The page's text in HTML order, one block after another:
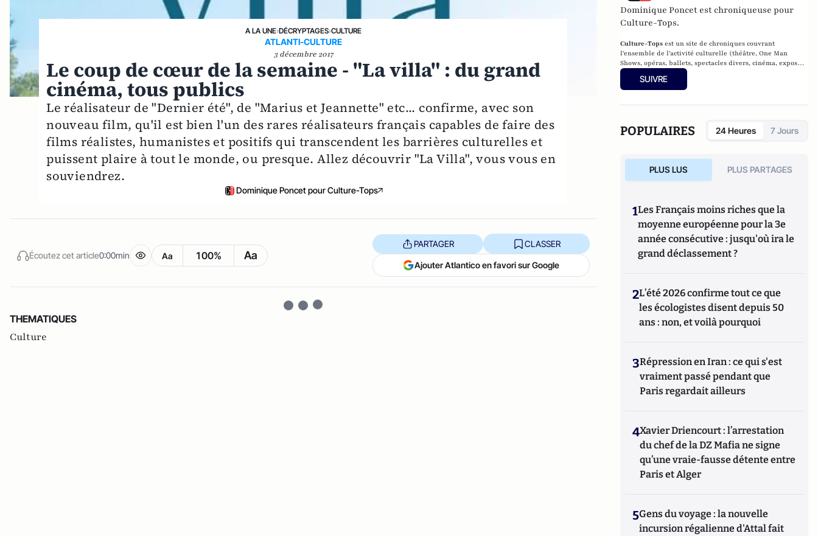
A LA UNE›DÉCRYPTAGES›CULTURE
ATLANTI-CULTURE
3 décembre 2017
Le coup de cœur de la semaine - "La villa" : du grand
cinéma, tous publics
Le réalisateur de "Dernier été", de "Marius et Jeannette" etc... confirme, avec son
nouveau film, qu'il est bien l'un des rares réalisateurs français capables de faire des
films réalistes, humanistes et positifs qui transcendent les barrières culturelles et
puissent plaire à tout le monde, ou presque. Allez découvrir "La Villa", vous vous en
souviendrez.
Dominique Poncet pour Culture-Tops
Écoutez cet article0:00min Aa 100% Aa
PARTAGER CLASSER
Ajouter Atlantico en favori sur Google
THEMATIQUES
Culture
Dominique Poncet est chroniqueuse pour
Culture-Tops.
Culture-Tops est un site de chroniques couvrant
l'ensemble de l'activité culturelle (théâtre, One Man
Shows, opéras, ballets, spectacles divers, cinéma, expos,
livres, etc.).
SUIVRE
POPULAIRES 24 Heures 7 Jours
PLUS LUS PLUS PARTAGES
1Les Français moins riches que la
moyenne européenne pour la 3e
année consécutive : jusqu'où ira le
grand déclassement ?
2L’été 2026 confirme tout ce que
les écologistes disent depuis 50
ans : non, et voilà pourquoi
3Répression en Iran : ce qui s'est
vraiment passé pendant que
Paris regardait ailleurs
4Xavier Driencourt : l’arrestation
du chef de la DZ Mafia ne signe
qu’une vraie-fausse détente entre
Paris et Alger
5Gens du voyage : la nouvelle
incursion régalienne d'Attal fait